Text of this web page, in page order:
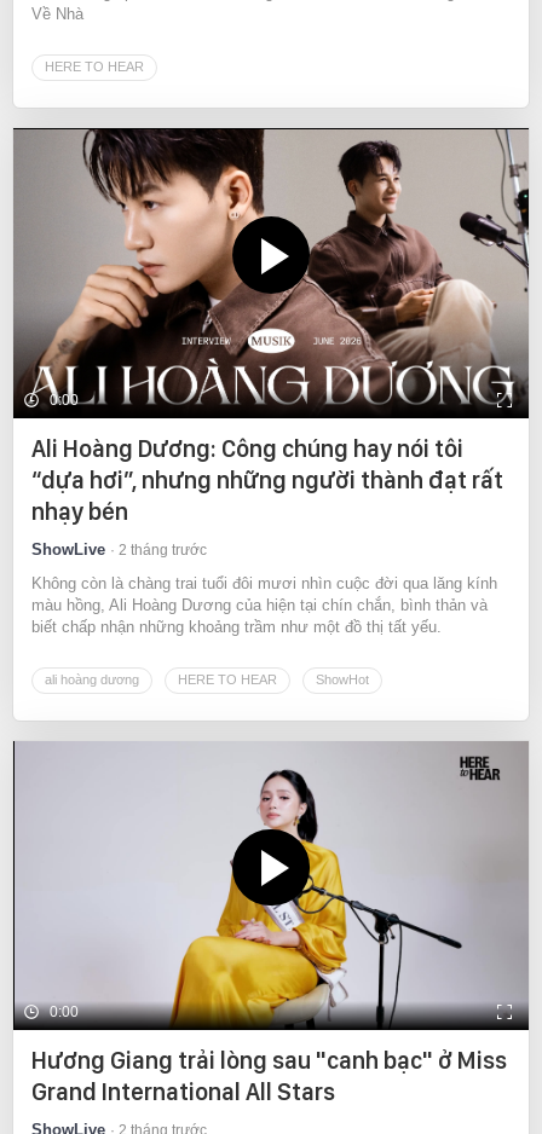
Về Nhà
HERE TO HEAR
0:00
Ali Hoàng Dương: Công chúng hay nói tôi
“dựa hơi”, nhưng những người thành đạt rất
nhạy bén
ShowLive 2 tháng trước
Không còn là chàng trai tuổi đôi mươi nhìn cuộc đời qua lăng kính
màu hồng, Ali Hoàng Dương của hiện tại chín chắn, bình thản và
biết chấp nhận những khoảng trầm như một đồ thị tất yếu.
ali hoàng dương HERE TO HEAR ShowHot
0:00
Hương Giang trải lòng sau "canh bạc" ở Miss
Grand International All Stars
ShowLive